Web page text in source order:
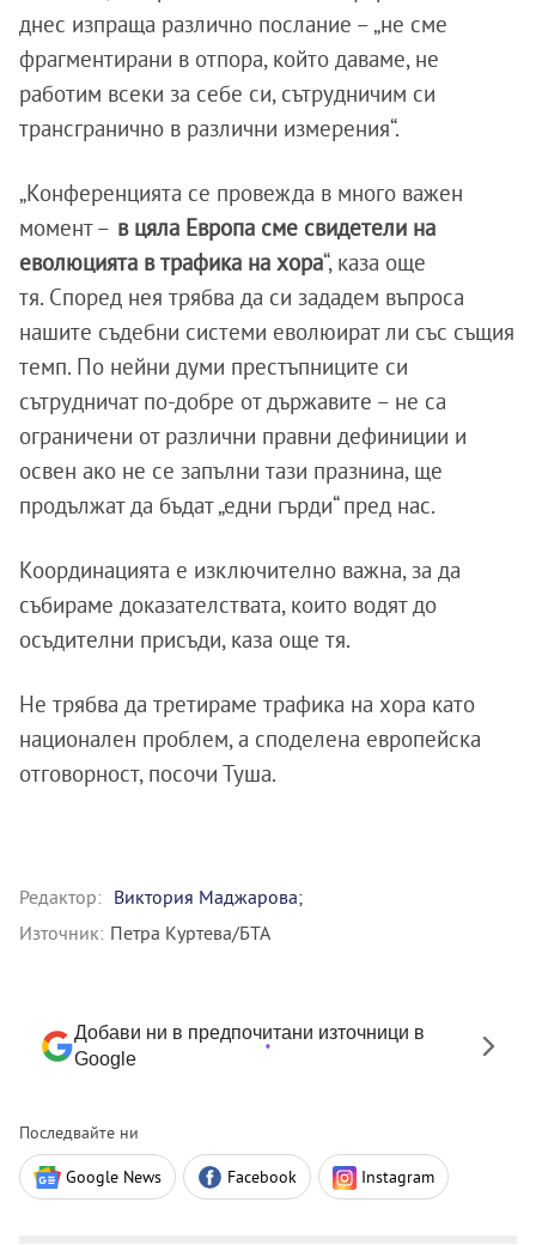
днес изпраща различно послание – „не сме
фрагментирани в отпора, който даваме, не
работим всеки за себе си, сътрудничим си
трансгранично в различни измерения“.
„Конференцията се провежда в много важен
момент – в цяла Европа сме свидетели на
еволюцията в трафика на хора“, каза още
тя. Според нея трябва да си зададем въпроса
нашите съдебни системи еволюират ли със същия
темп. По нейни думи престъпниците си
сътрудничат по-добре от държавите – не са
ограничени от различни правни дефиниции и
освен ако не се запълни тази празнина, ще
продължат да бъдат „едни гърди“ пред нас.
Координацията е изключително важна, за да
събираме доказателствата, които водят до
осъдителни присъди, каза още тя.
Не трябва да третираме трафика на хора като
национален проблем, а споделена европейска
отговорност, посочи Туша.
Редактор: Виктория Маджарова;
Източник: Петра Куртева/БТА
Добави ни в предпочитани източници в
Google
Последвайте ни
Google News Facebook Instagram